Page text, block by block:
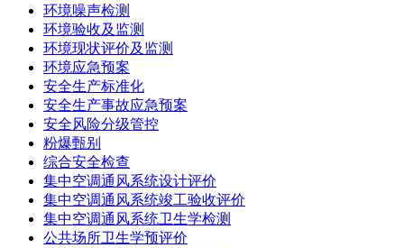
环境噪声检测
环境验收及监测
环境现状评价及监测
环境应急预案
安全生产标准化
安全生产事故应急预案
安全风险分级管控
粉爆甄别
综合安全检查
集中空调通风系统设计评价
集中空调通风系统竣工验收评价
集中空调通风系统卫生学检测
公共场所卫生学预评价